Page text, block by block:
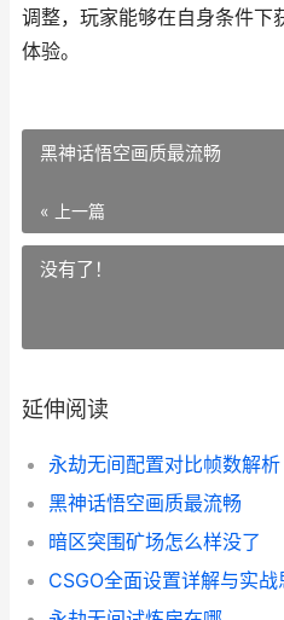
调整，玩家能够在自身条件下
体验。
黑神话悟空画质最流畅
« 上一篇
没有了！
延伸阅读
永劫无间配置对比帧数解析
黑神话悟空画质最流畅
暗区突围矿场怎么样没了
CSGO全面设置详解与实战